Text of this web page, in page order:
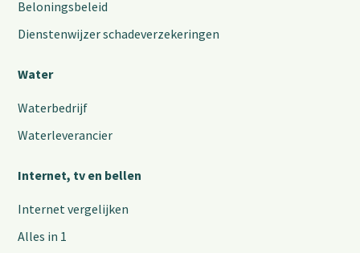
Beloningsbeleid
Dienstenwijzer schadeverzekeringen
Water
Waterbedrijf
Waterleverancier
Internet, tv en bellen
Internet vergelijken
Alles in 1